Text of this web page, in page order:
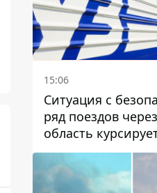
15:06
Ситуация с
ряд поездов
область
измененному
часть пути
автобусами и